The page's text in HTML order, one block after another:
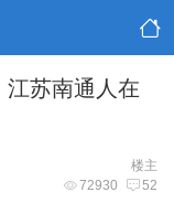
苏南通人在
楼主
72930 52